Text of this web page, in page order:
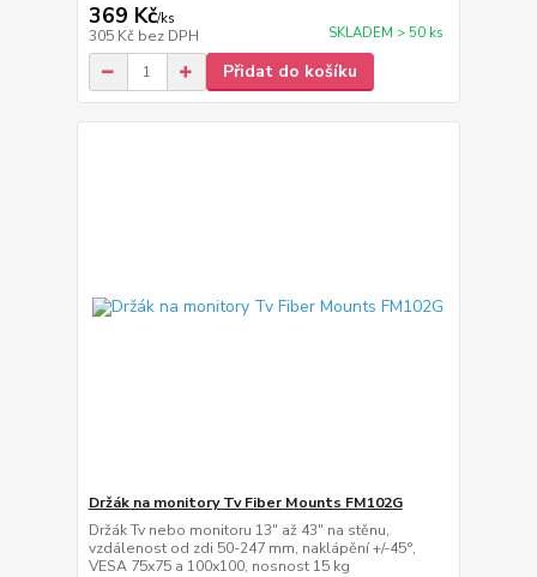
369 Kč/ks
305 Kč bez DPH SKLADEM > 50 ks
Přidat do košíku
Držák na monitory Tv Fiber Mounts FM102G
Držák Tv nebo monitoru 13" až 43" na stěnu,
vzdálenost od zdi 50-247 mm, naklápění +/-45°,
VESA 75x75 a 100x100, nosnost 15 kg